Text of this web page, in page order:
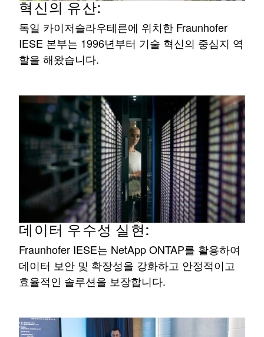
혁신의 유산:
독일 카이저슬라우테른에 위치한 Fraunhofer
IESE 본부는 1996년부터 기술 혁신의 중심지 역
할을 해왔습니다.
데이터 우수성 실현:
Fraunhofer IESE는 NetApp ONTAP를 활용하여
데이터 보안 및 확장성을 강화하고 안정적이고
효율적인 솔루션을 보장합니다.